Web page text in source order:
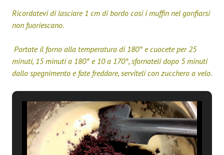
Ricordatevi di lasciare 1 cm di bordo cosi i muffin nel gonfiarsi
non fuoriescano.
Portate il forno alla temperatura di 180° ecuocete per 25
minuti, 15 minuti a 180° e 10 a 170°, sfornateli dopo 5 minuti
dallo spegnimento e fate freddare, serviteli con zucchero a velo.